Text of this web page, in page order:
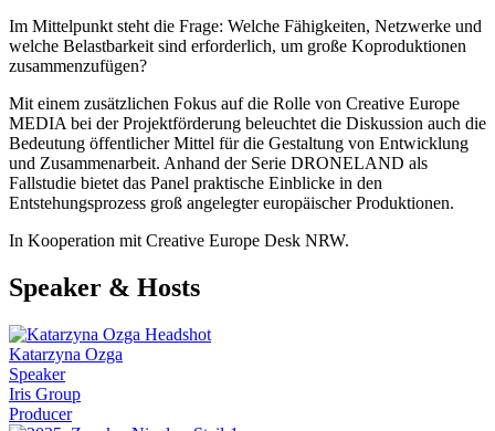
Im Mittelpunkt steht die Frage: Welche Fähigkeiten, Netzwerke und
welche Belastbarkeit sind erforderlich, um große Koproduktionen
zusammenzufügen?
Mit einem zusätzlichen Fokus auf die Rolle von Creative Europe
MEDIA bei der Projektförderung beleuchtet die Diskussion auch die
Bedeutung öffentlicher Mittel für die Gestaltung von Entwicklung
und Zusammenarbeit. Anhand der Serie DRONELAND als
Fallstudie bietet das Panel praktische Einblicke in den
Entstehungsprozess groß angelegter europäischer Produktionen.
In Kooperation mit Creative Europe Desk NRW.
Speaker & Hosts
Katarzyna Ozga
Speaker
Iris Group
Producer